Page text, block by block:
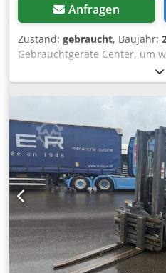
Anfragen
Zustand: gebraucht, Baujahr:
Gebrauchtgeräte Center, um
erhalten. Dsdpfxjzfldpo Ai Hskr